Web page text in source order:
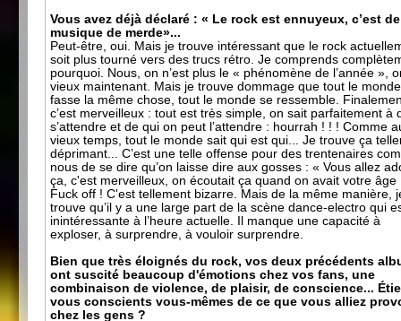
Vous avez déjà déclaré : « Le rock est ennuyeux, c’est
musique de merde»...
Peut-être, oui. Mais je trouve intéressant que le rock
soit plus tourné vers des trucs rétro. Je comprends
pourquoi. Nous, on n’est plus le « phénomène de l’année »,
vieux maintenant. Mais je trouve dommage que tout le monde
fasse la même chose, tout le monde se ressemble.
c’est merveilleux : tout est très simple, on sait parfaitement à
s’attendre et de qui on peut l’attendre : hourrah ! ! ! Comme
vieux temps, tout le monde sait qui est qui... Je trouve ça
déprimant... C’est une telle offense pour des trentenaires
nous de se dire qu’on laisse dire aux gosses : « Vous allez
ça, c'est merveilleux, on écoutait ça quand on avait votre âge
Fuck off ! C'est tellement bizarre. Mais de la même manière,
trouve qu’il y a une large part de la scène dance-electro qui
inintéressante à l’heure actuelle. Il manque une capacité à
exploser, à surprendre, à vouloir surprendre.
Bien que très éloignés du rock, vos deux précédents
ont suscité beaucoup d'émotions chez vos fans, une
combinaison de violence, de plaisir, de conscience...
vous conscients vous-mêmes de ce que vous alliez
chez les gens ?